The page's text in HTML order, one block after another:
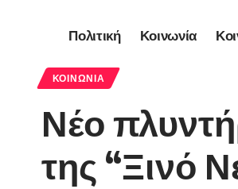
Πολιτική Κοινωνία
ΚΟΙΝΩΝΊΑ
Νέο
της “Ξινό